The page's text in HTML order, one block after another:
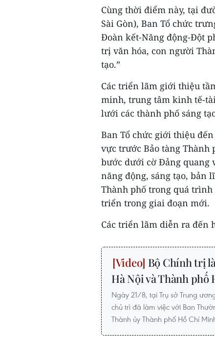
Cùng thời điểm này, tại
Sài Gòn), Ban Tổ chức
Đoàn kết-Năng động-Đột
trị văn hóa, con người
tạo.”
Các triển lãm giới thiệu
minh, trung tâm kinh tế-
lưới các thành phố sáng
Ban Tổ chức giới thiệu
vực trước Bảo tàng Thành
bước dưới cờ Đảng quang
năng động, sáng tạo, bản
Thành phố trong quá
triển trong giai đoạn mới.
Các triển lãm diễn ra đến
Bộ Chính trị
Hà Nội và Thành
Ngày 21/8, tại Trụ sở Trung
chủ trì đã làm việc với Ban
Thành ủy Thành phố Hồ Chí